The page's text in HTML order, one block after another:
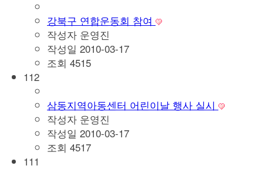
강북구 연합운동회 참여
작성자 운영진
작성일 2010-03-17
조회 4515
112
삼동지역아동센터 어린이날 행사 실시
작성자 운영진
작성일 2010-03-17
조회 4517
111